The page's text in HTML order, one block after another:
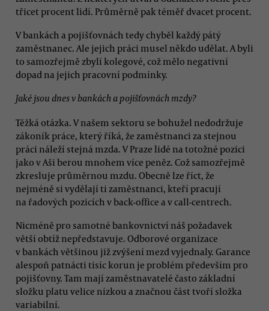
třicet procent lidí. Průměrně pak téměř dvacet procent.
V bankách a pojišťovnách tedy chyběl každý pátý
zaměstnanec. Ale jejich práci musel někdo udělat. A byli
to samozřejmě zbylí kolegové, což mělo negativní
dopad na jejich pracovní podmínky.
Jaké jsou dnes v bankách a pojišťovnách mzdy?
Těžká otázka. V našem sektoru se bohužel nedodržuje
zákoník práce, který říká, že zaměstnanci za stejnou
práci náleží stejná mzda. V Praze lidé na totožné pozici
jako v Aši berou mnohem více peněz. Což samozřejmě
zkresluje průměrnou mzdu. Obecně lze říct, že
nejméně si vydělají ti zaměstnanci, kteří pracují
na řadových pozicích v back-office a v call-centrech.
Nicméně pro samotné bankovnictví náš požadavek
větší obtíž nepředstavuje. Odborové organizace
v bankách většinou již zvýšení mezd vyjednaly. Garance
alespoň patnácti tisíc korun je problém především pro
pojišťovny. Tam mají zaměstnavatelé často základní
složku platu velice nízkou a značnou část tvoří složka
variabilní.